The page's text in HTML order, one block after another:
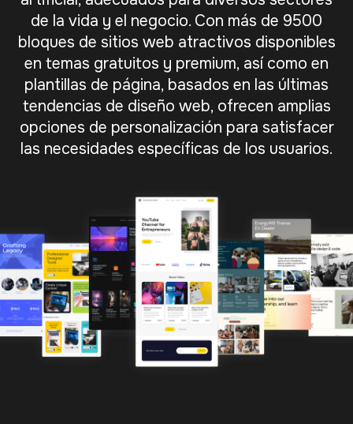
de la vida y el negocio. Con más de 9500
bloques de sitios web atractivos disponibles
en temas gratuitos y premium, así como en
plantillas de página, basados en las últimas
tendencias de diseño web, ofrecen amplias
opciones de personalización para satisfacer
las necesidades específicas de los usuarios.